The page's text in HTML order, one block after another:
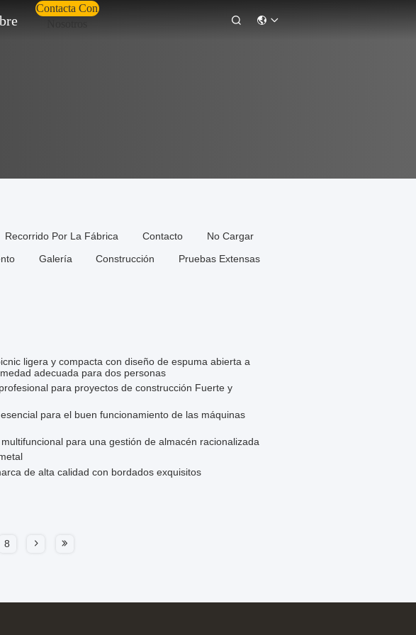
Contacta Con

Recorrido Por La Fábrica Contacto
No Cargar
Galería Construcción
Pruebas Extensas
ligera y compacta con diseño de espuma abierta a
adecuada para dos personas
para proyectos de construcción Fuerte y
para el buen funcionamiento de las máquinas
para una gestión de almacén racionalizada
de alta calidad con bordados exquisitos
8